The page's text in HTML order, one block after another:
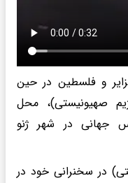
و فلسطین در حین
صهیونیستی)، محل
جهانی در شهر ژنو
در سخنرانی خود در